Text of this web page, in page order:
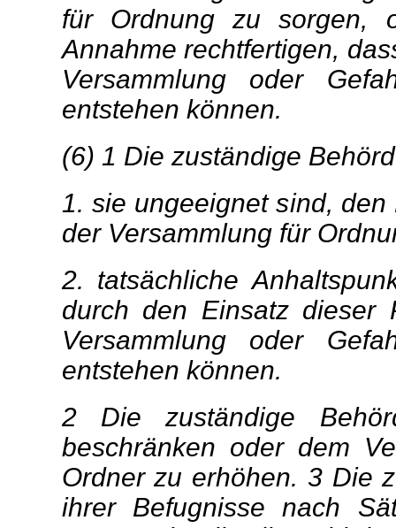
für Ordnung zu sorgen,
Annahme rechtfertigen,
Versammlung oder
entstehen können.
(6) 1 Die zuständige
1. sie ungeeignet sind,
der Versammlung für
2. tatsächliche
durch den Einsatz dieser
Versammlung oder
entstehen können.
2 Die zuständige
beschränken oder dem
Ordner zu erhöhen. 3 Die
ihrer Befugnisse nach